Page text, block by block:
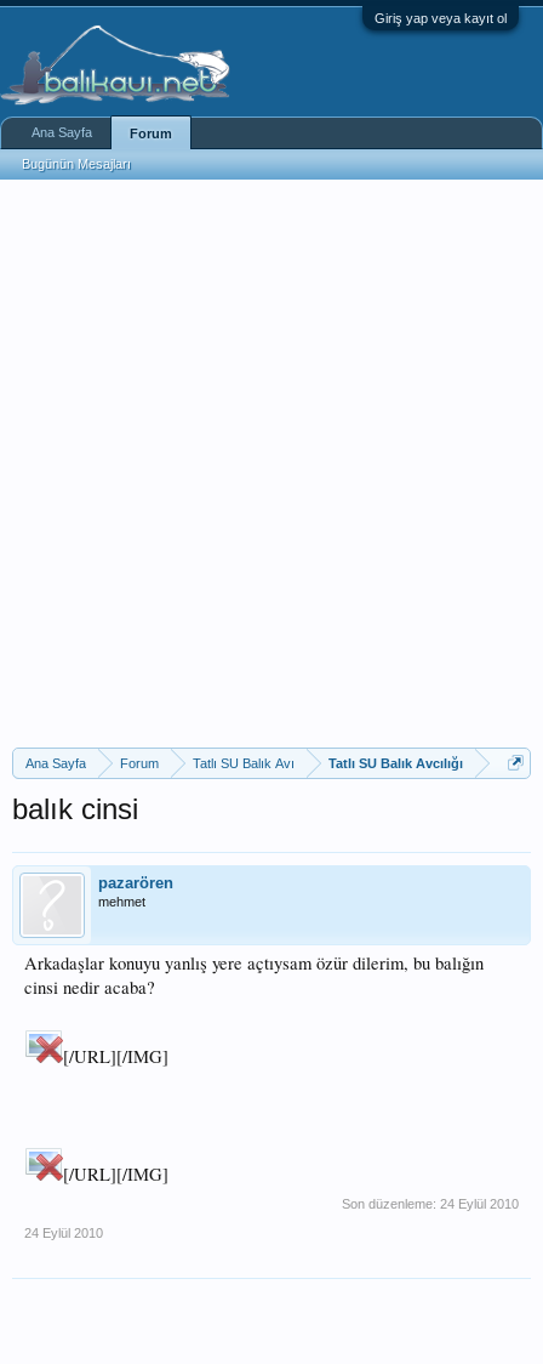
Giriş yap veya kayıt ol
Ana Sayfa Forum Tatlı SU Balık Avı Tatlı SU Balık Avcılığı
balık cinsi
pazarören
mehmet
Arkadaşlar konuyu yanlış yere açtıysam özür dilerim, bu balığın
cinsi nedir acaba?
[/URL][/IMG]
[/URL][/IMG]
Son düzenleme: 24 Eylül 2010
24 Eylül 2010
Ana Sayfa Forum
Bugünün Mesajları